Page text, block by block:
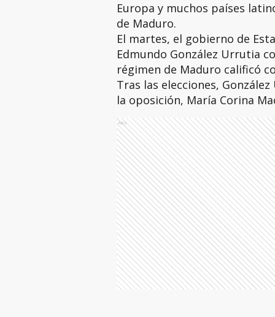
Europa y muchos países
de Maduro.
El martes, el gobierno de
Edmundo González Urrutia
régimen de Maduro calificó
Tras las elecciones,
la oposición, María Corina
Ads